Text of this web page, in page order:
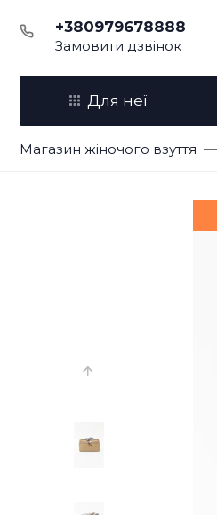
+380979678888
Замовити дзвінок
Для неї
Магазин жіночого взуття